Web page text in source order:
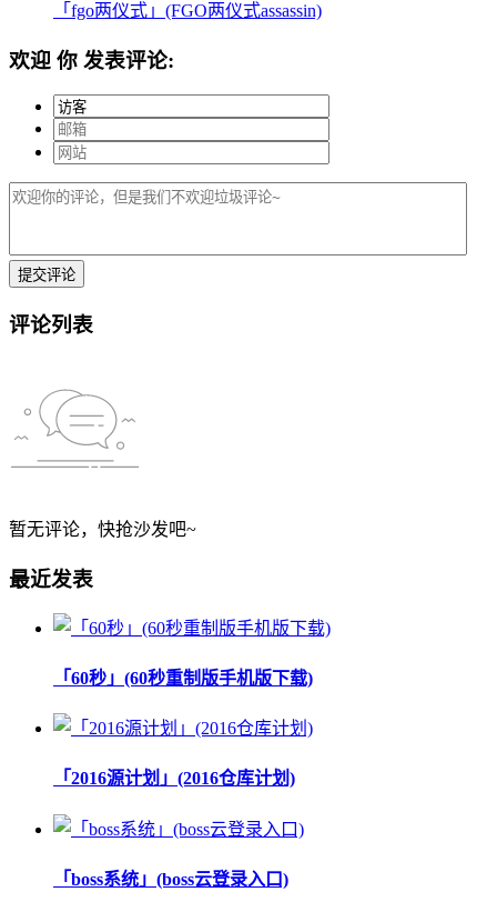
「fgo两仪式」(FGO两仪式assassin)
欢迎 你 发表评论:
评论列表
暂无评论，快抢沙发吧~
最近发表
「60秒」(60秒重制版手机版下载)
「2016源计划」(2016仓库计划)
「boss系统」(boss云登录入口)